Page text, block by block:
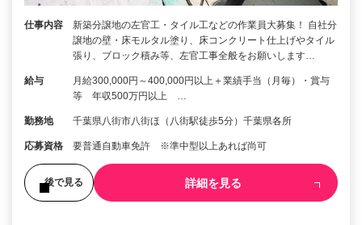
仕事内容
新築分譲地の左官工・タイル工などの作業員大募集！ 自社分
譲地の壁・床モルタル塗り、床コンクリート仕上げやタイル
張り、ブロック積み等、左官工事全般をお願いします…
給与
月給300,000円～400,000円以上＋業績手当（月毎）・賞与
等 年収500万円以上 …
勤務地 千葉県八街市八街ほ（八街駅徒歩5分）千葉県各所
応募資格 要普通自動車免許 ※準中型以上あれば尚可
後で見る 詳細を見る